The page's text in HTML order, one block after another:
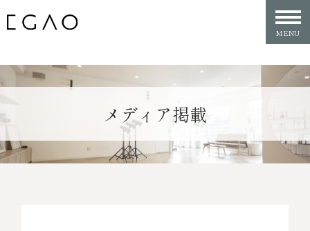
メディア掲載